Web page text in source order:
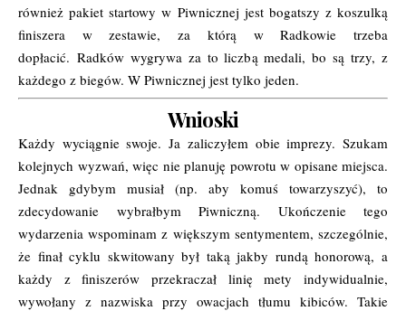
również pakiet startowy w Piwnicznej jest bogatszy z koszulką
finiszera w zestawie, za którą w Radkowie trzeba
dopłacić. Radków wygrywa za to liczbą medali, bo są trzy, z
każdego z biegów. W Piwnicznej jest tylko jeden.
Wnioski
Każdy wyciągnie swoje. Ja zaliczyłem obie imprezy. Szukam
kolejnych wyzwań, więc nie planuję powrotu w opisane miejsca.
Jednak gdybym musiał (np. aby komuś towarzyszyć), to
zdecydowanie wybrałbym Piwniczną. Ukończenie tego
wydarzenia wspominam z większym sentymentem, szczególnie,
że finał cyklu skwitowany był taką jakby rundą honorową, a
każdy z finiszerów przekraczał linię mety indywidualnie,
wywołany z nazwiska przy owacjach tłumu kibiców. Takie